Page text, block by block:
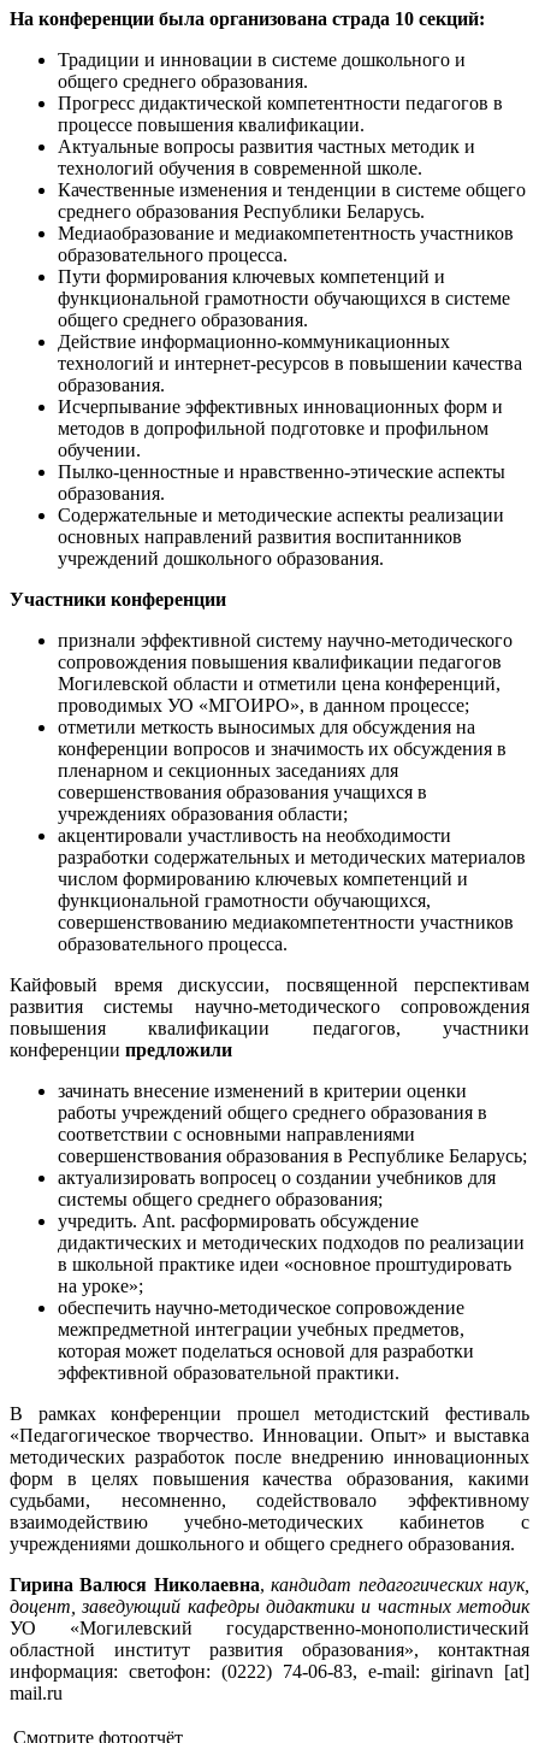
На конференции была организована страда 10 секций:
Традиции и инновации в системе дошкольного и
общего среднего образования.
Прогресс дидактической компетентности педагогов в
процессе повышения квалификации.
Актуальные вопросы развития частных методик и
технологий обучения в современной школе.
Качественные изменения и тенденции в системе общего
среднего образования Республики Беларусь.
Медиаобразование и медиакомпетентность участников
образовательного процесса.
Пути формирования ключевых компетенций и
функциональной грамотности обучающихся в системе
общего среднего образования.
Действие информационно-коммуникационных
технологий и интернет-ресурсов в повышении качества
образования.
Исчерпывание эффективных инновационных форм и
методов в допрофильной подготовке и профильном
обучении.
Пылко-ценностные и нравственно-этические аспекты
образования.
Содержательные и методические аспекты реализации
основных направлений развития воспитанников
учреждений дошкольного образования.
Участники конференции
признали эффективной систему научно-методического
сопровождения повышения квалификации педагогов
Могилевской области и отметили цена конференций,
проводимых УО «МГОИРО», в данном процессе;
отметили меткость выносимых для обсуждения на
конференции вопросов и значимость их обсуждения в
пленарном и секционных заседаниях для
совершенствования образования учащихся в
учреждениях образования области;
акцентировали участливость на необходимости
разработки содержательных и методических материалов
числом формированию ключевых компетенций и
функциональной грамотности обучающихся,
совершенствованию медиакомпетентности участников
образовательного процесса.
Кайфовый время дискуссии, посвященной перспективам
развития системы научно-методического сопровождения
повышения квалификации педагогов, участники
конференции предложили
зачинать внесение изменений в критерии оценки
работы учреждений общего среднего образования в
соответствии с основными направлениями
совершенствования образования в Республике Беларусь;
актуализировать вопросец о создании учебников для
системы общего среднего образования;
учредить. Ant. расформировать обсуждение
дидактических и методических подходов по реализации
в школьной практике идеи «основное проштудировать
на уроке»;
обеспечить научно-методическое сопровождение
межпредметной интеграции учебных предметов,
которая может поделаться основой для разработки
эффективной образовательной практики.
В рамках конференции прошел методистский фестиваль
«Педагогическое творчество. Инновации. Опыт» и выставка
методических разработок после внедрению инновационных
форм в целях повышения качества образования, какими
судьбами, несомненно, содействовало эффективному
взаимодействию учебно-методических кабинетов с
учреждениями дошкольного и общего среднего образования.
Гирина Валюся Николаевна,кандидат педагогических наук,
доцент, заведующий кафедры дидактики и частных методик
УО «Могилевский государственно-монополистический
областной институт развития образования», контактная
информация: светофон: (0222) 74-06-83, e-mail: girinavn [at]
mail.ru
Смотрите фотоотчёт